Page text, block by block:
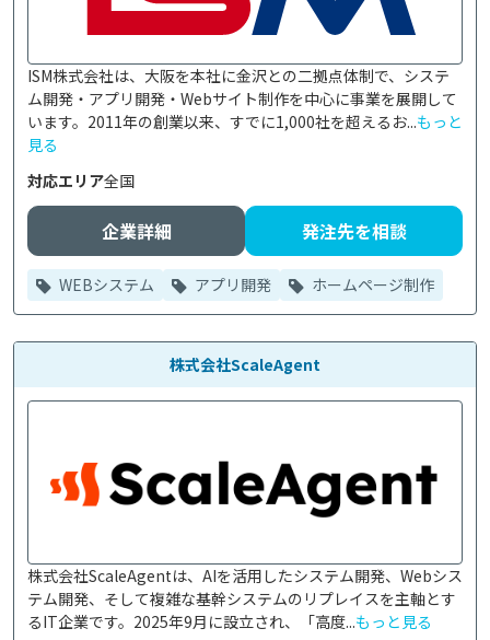
ISM株式会社は、大阪を本社に金沢との二拠点体制で、システ
ム開発・アプリ開発・Webサイト制作を中心に事業を展開して
います。2011年の創業以来、すでに1,000社を超えるお...もっと
見る
対応エリア全国
企業詳細 発注先を相談
WEBシステム アプリ開発 ホームページ制作
株式会社ScaleAgent
株式会社ScaleAgentは、AIを活用したシステム開発、Webシス
テム開発、そして複雑な基幹システムのリプレイスを主軸とす
るIT企業です。2025年9月に設立され、「高度...もっと見る